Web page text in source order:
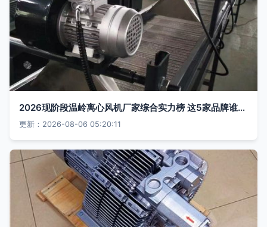
2026现阶段温岭离心风机厂家综合实力榜 这5家品牌谁主沉浮
更新：2026-08-06 05:20:11